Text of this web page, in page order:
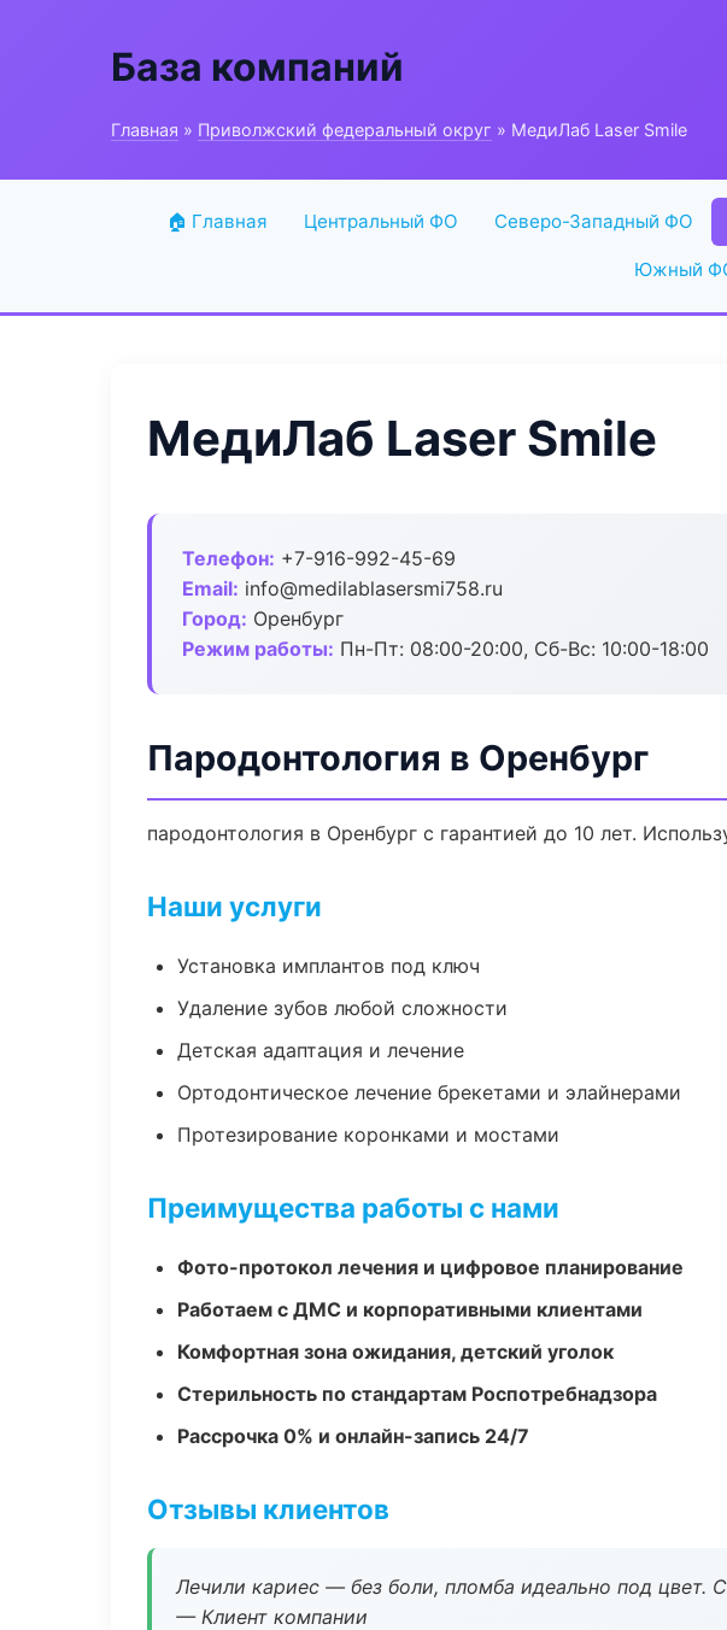
База компаний
Главная » Приволжский федеральный округ » МедиЛаб Laser Smile
🏠 Главная Центральный ФО Северо-Западный ФО
Южный
МедиЛаб Laser Smile
Телефон: +7-916-992-45-69
Email: info@medilablasersmi758.ru
Город: Оренбург
Режим работы: Пн-Пт: 08:00-20:00, Сб-Вс: 10:00-18:00
Пародонтология в Оренбург
пародонтология в Оренбург с гарантией до 10 лет.
Наши услуги
Установка имплантов под ключ
Удаление зубов любой сложности
Детская адаптация и лечение
Ортодонтическое лечение брекетами и элайнерами
Протезирование коронками и мостами
Преимущества работы с нами
Фото-протокол лечения и цифровое планирование
Работаем с ДМС и корпоративными клиентами
Комфортная зона ожидания, детский уголок
Стерильность по стандартам Роспотребнадзора
Рассрочка 0% и онлайн-запись 24/7
Отзывы клиентов
Лечили кариес — без боли, пломба идеально под цвет.
— Клиент компании